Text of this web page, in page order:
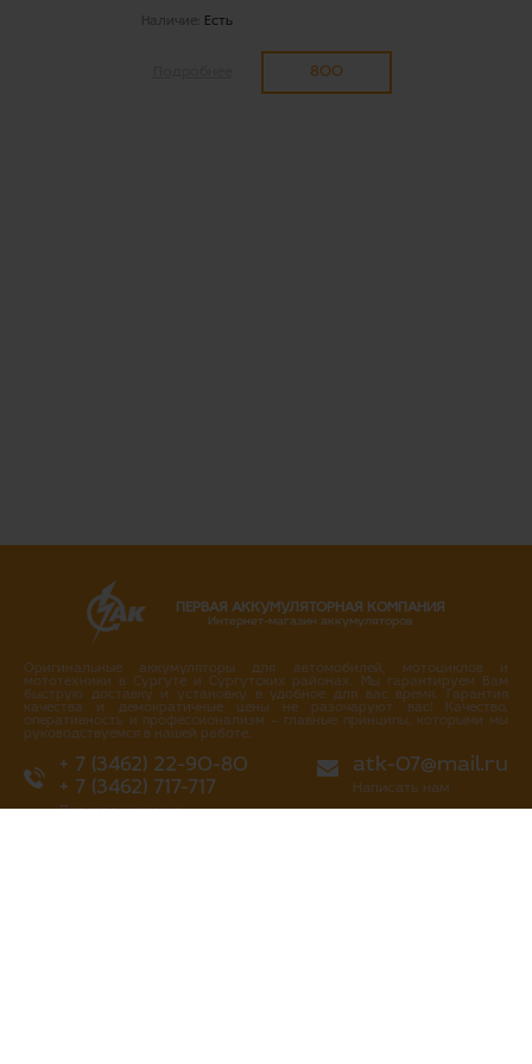
Наличие: Есть
800
ПЕРВАЯ АККУМУЛЯТОРНАЯ КОМПАНИЯ
Интернет-магазин аккумуляторов
Оригинальные аккумуляторы для автомобилей, мотоциклов и
мототехники в Сургуте и Сургутских районах. Мы гарантируем Вам
быструю доставку и установку в удобное для вас время. Гарантия
качества и демократичные цены не разочаруют вас! Качество,
оперативность и профессионализм – главные принципы, которыми мы
руководствуемся в нашей работе.
+ 7 (3462) 22-90-80
+ 7 (3462) 717-717
Перезвоните мне
atk-07@mail.ru
Написать нам